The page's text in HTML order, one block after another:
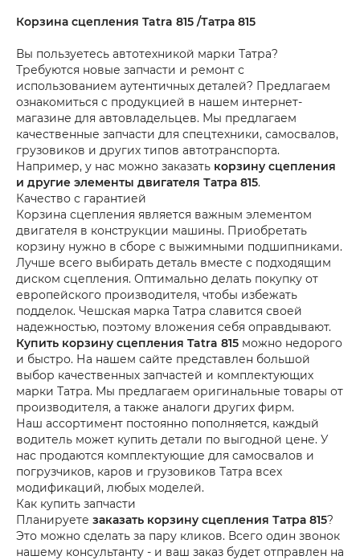
Корзина сцепления Tatra 815 /Татра 815
Вы пользуетесь автотехникой марки Татра?
Требуются новые запчасти и ремонт с
использованием аутентичных деталей? Предлагаем
ознакомиться с продукцией в нашем интернет-
магазине для автовладельцев. Мы предлагаем
качественные запчасти для спецтехники, самосвалов,
грузовиков и других типов автотранспорта.
Например, у нас можно заказать корзину сцепления
и другие элементы двигателя Татра 815.
Качество с гарантией
Корзина сцепления является важным элементом
двигателя в конструкции машины. Приобретать
корзину нужно в сборе с выжимными подшипниками.
Лучше всего выбирать деталь вместе с подходящим
диском сцепления. Оптимально делать покупку от
европейского производителя, чтобы избежать
подделок. Чешская марка Татра славится своей
надежностью, поэтому вложения себя оправдывают.
Купить корзину сцепления Tatra 815 можно недорого
и быстро. На нашем сайте представлен большой
выбор качественных запчастей и комплектующих
марки Татра. Мы предлагаем оригинальные товары от
производителя, а также аналоги других фирм.
Наш ассортимент постоянно пополняется, каждый
водитель может купить детали по выгодной цене. У
нас продаются комплектующие для самосвалов и
погрузчиков, каров и грузовиков Татра всех
модификаций, любых моделей.
Как купить запчасти
Планируете заказать корзину сцепления Татра 815?
Это можно сделать за пару кликов. Всего один звонок
нашему консультанту - и ваш заказ будет отправлен на